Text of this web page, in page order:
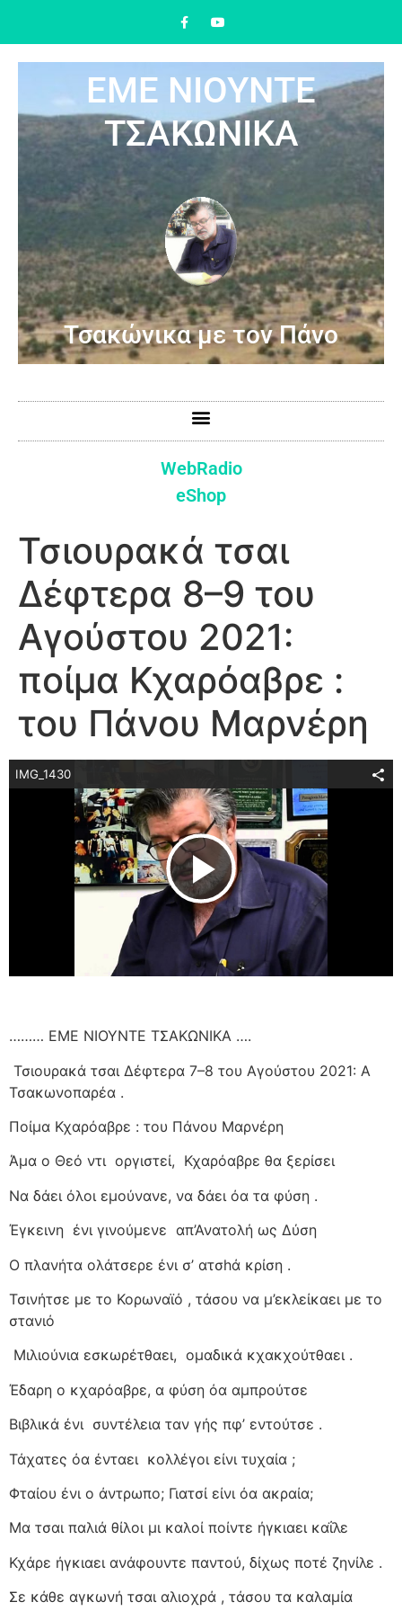
ΕΜΕ ΝΙΟΥΝΤΕ
ΤΣΑΚΩΝΙΚΑ
Τσακώνικα με τον Πάνο
WebRadio
eShop
Τσιουρακά τσαι
Δέφτερα 8–9 του
Αγούστου 2021:
ποίμα Κχαρόαβρε :
του Πάνου Μαρνέρη
IMG_1430
Play Video
……… ΕΜΕ ΝΙΟΥΝΤΕ ΤΣΑΚΩΝΙΚΑ ….
Τσιουρακά τσαι Δέφτερα 7–8 του Αγούστου 2021: Α
Τσακωνοπαρέα .
Ποίμα Κχαρόαβρε : του Πάνου Μαρνέρη
Άμα ο Θεό ντι οργιστεί, Κχαρόαβρε θα ξερίσει
Να δάει όλοι εμούνανε, να δάει όα τα φύση .
Έγκεινη ένι γινούμενε απ’Ανατολή ως Δύση
Ο πλανήτα ολάτσερε ένι σ’ ατσhά κρίση .
Τσινήτσε με το Κορωναϊό , τάσου να μ’εκλείκαει με το
στανιό
Μιλιούνια εσκωρέτθαει, ομαδικά κχακχούτθαει .
Έδαρη ο κχαρόαβρε, α φύση όα αμπρούτσε
Βιβλικά ένι συντέλεια ταν γής πφ’ εντούτσε .
Τάχατες όα ένταει κολλέγοι είνι τυχαία ;
Φταίου ένι ο άντρωπο; Γιατσί είνι όα ακραία;
Μα τσαι παλιά θίλοι μι καλοί ποίντε ήγκιαει καΐλε
Κχάρε ήγκιαει ανάφουντε παντού, δίχως ποτέ ζηνίλε .
Σε κάθε αγκωνή τσαι αλιοχρά , τάσου τα καλαμία